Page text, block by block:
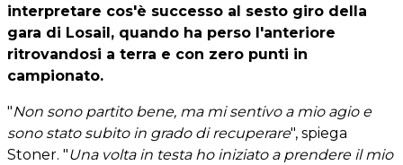
interpretare cos'è successo al sesto giro della
gara di Losail, quando ha perso l'anteriore
ritrovandosi a terra e con zero punti in
campionato.
"Non sono partito bene, ma mi sentivo a mio agio e
sono stato subito in grado di recuperare", spiega
Stoner. "Una volta in testa ho iniziato a prendere il mio